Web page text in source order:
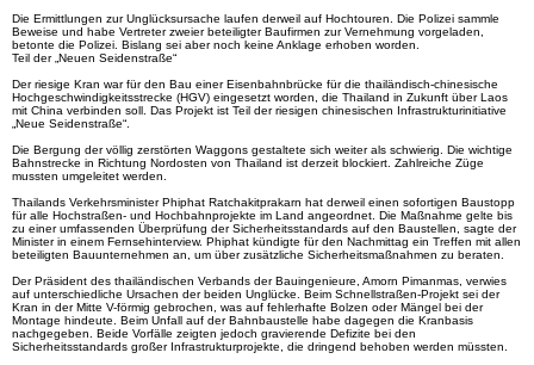
Die Ermittlungen zur Unglücksursache laufen derweil auf Hochtouren. Die Polizei sammle
Beweise und habe Vertreter zweier beteiligter Baufirmen zur Vernehmung vorgeladen,
betonte die Polizei. Bislang sei aber noch keine Anklage erhoben worden.
Teil der „Neuen Seidenstraße“
Der riesige Kran war für den Bau einer Eisenbahnbrücke für die thailändisch-chinesische
Hochgeschwindigkeitsstrecke (HGV) eingesetzt worden, die Thailand in Zukunft über Laos
mit China verbinden soll. Das Projekt ist Teil der riesigen chinesischen Infrastrukturinitiative
„Neue Seidenstraße“.
Die Bergung der völlig zerstörten Waggons gestaltete sich weiter als schwierig. Die wichtige
Bahnstrecke in Richtung Nordosten von Thailand ist derzeit blockiert. Zahlreiche Züge
mussten umgeleitet werden.
Thailands Verkehrsminister Phiphat Ratchakitprakarn hat derweil einen sofortigen Baustopp
für alle Hochstraßen- und Hochbahnprojekte im Land angeordnet. Die Maßnahme gelte bis
zu einer umfassenden Überprüfung der Sicherheitsstandards auf den Baustellen, sagte der
Minister in einem Fernsehinterview. Phiphat kündigte für den Nachmittag ein Treffen mit allen
beteiligten Bauunternehmen an, um über zusätzliche Sicherheitsmaßnahmen zu beraten.
Der Präsident des thailändischen Verbands der Bauingenieure, Amorn Pimanmas, verwies
auf unterschiedliche Ursachen der beiden Unglücke. Beim Schnellstraßen-Projekt sei der
Kran in der Mitte V-förmig gebrochen, was auf fehlerhafte Bolzen oder Mängel bei der
Montage hindeute. Beim Unfall auf der Bahnbaustelle habe dagegen die Kranbasis
nachgegeben. Beide Vorfälle zeigten jedoch gravierende Defizite bei den
Sicherheitsstandards großer Infrastrukturprojekte, die dringend behoben werden müssten.